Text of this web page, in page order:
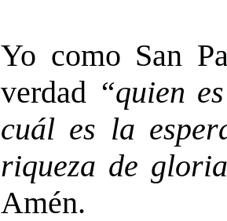
Yo como San
verdad “quien
cuál es la
riqueza de
Amén.